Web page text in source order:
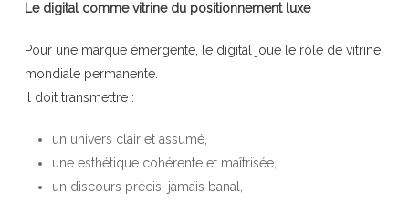
Le digital comme vitrine du positionnement luxe
Pour une marque émergente, le digital joue le rôle de vitrine
mondiale permanente.
Il doit transmettre :
un univers clair et assumé,
une esthétique cohérente et maîtrisée,
un discours précis, jamais banal,